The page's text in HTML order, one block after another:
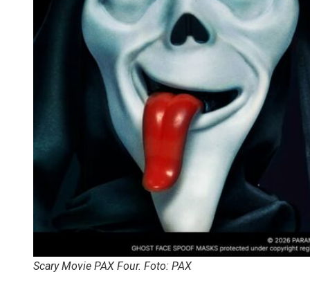
Scary Movie PAX Four. Foto: PAX